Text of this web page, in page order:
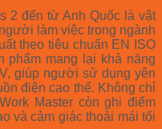
2 đến từ Anh Quốc là vật
làm việc trong ngành
theo tiêu chuẩn EN ISO
phẩm mang lại khả năng
giúp người sử dụng yên
điện cao thế. Không chỉ
Master còn ghi điểm
và cảm giác thoải mái tối